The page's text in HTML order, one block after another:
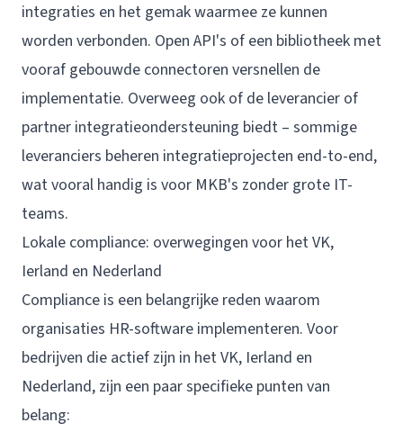
integraties en het gemak waarmee ze kunnen
worden verbonden. Open API's of een bibliotheek met
vooraf gebouwde connectoren versnellen de
implementatie. Overweeg ook of de leverancier of
partner integratieondersteuning biedt – sommige
leveranciers beheren integratieprojecten end-to-end,
wat vooral handig is voor MKB's zonder grote IT-
teams.
Lokale compliance: overwegingen voor het VK,
Ierland en Nederland
Compliance is een belangrijke reden waarom
organisaties HR-software implementeren. Voor
bedrijven die actief zijn in het VK, Ierland en
Nederland, zijn een paar specifieke punten van
belang: